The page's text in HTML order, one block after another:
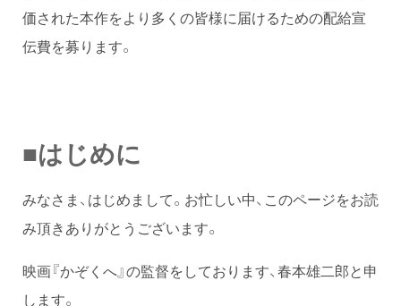
価された本作をより多くの皆様に届けるための配給宣
伝費を募ります。
■はじめに
みなさま、はじめまして。お忙しい中、このページをお読
み頂きありがとうございます。
映画『かぞくへ』の監督をしております、春本雄二郎と申
します。